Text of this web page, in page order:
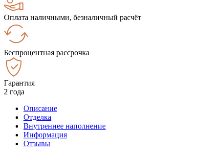
Оплата наличными, безналичный расчёт
Беспроцентная рассрочка
Гарантия
2 года
Описание
Отделка
Внутреннее наполнение
Информация
Отзывы